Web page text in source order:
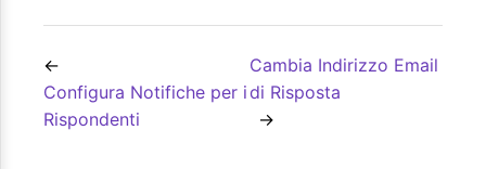
Configura Notifiche per i
Rispondenti
Cambia Indirizzo Email
di Risposta